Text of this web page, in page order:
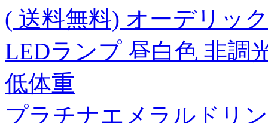
( 送料無料) オーデリッ
LEDランプ 昼白色 非調
低体重
プラチナエメラルドリ